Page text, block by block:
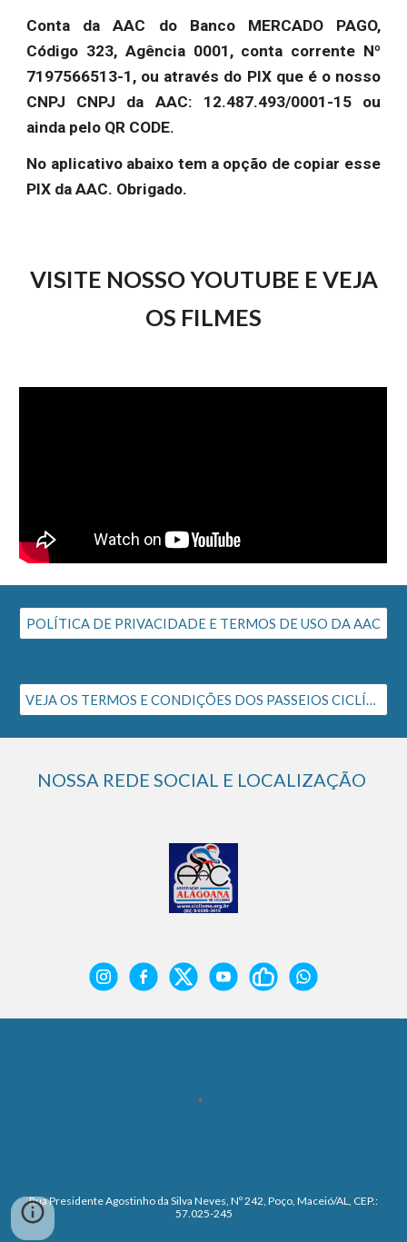
Conta da AAC do Banco MERCADO PAGO,
Código 323, Agência 0001, conta corrente Nº
7197566513-1, ou através do PIX que é o nosso
CNPJ CNPJ da AAC: 12.487.493/0001-15 ou
ainda pelo QR CODE.
No aplicativo abaixo tem a opção de copiar esse
PIX da AAC. Obrigado.
VISITE NOSSO YOUTUBE E VEJA
OS FILMES
POLÍTICA DE PRIVACIDADE E TERMOS DE USO DA AAC
VEJA OS TERMOS E CONDIÇÕES DOS PASSEIOS CICLÍSTICOS DA AAC
NOSSA REDE SOCIAL E LOCALIZAÇÃO
Rua Presidente Agostinho da Silva Neves, Nº 242, Poço, Maceió/AL, CEP.:
57.025-245